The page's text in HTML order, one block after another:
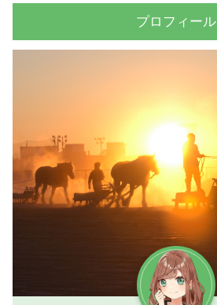
プロフィール